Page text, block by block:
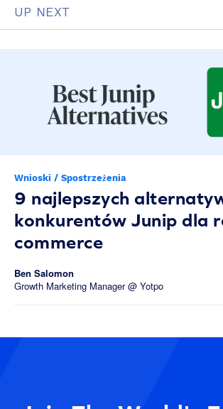
UP NEXT
Wnioski / Spostrzeżenia
9 najlepszych
konkurentów Junip dla
commerce
Ben Salomon
Growth Marketing Manager @ Yotpo